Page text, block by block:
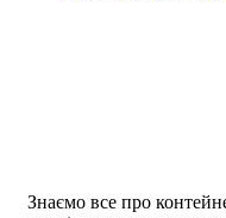
Знаємо все про